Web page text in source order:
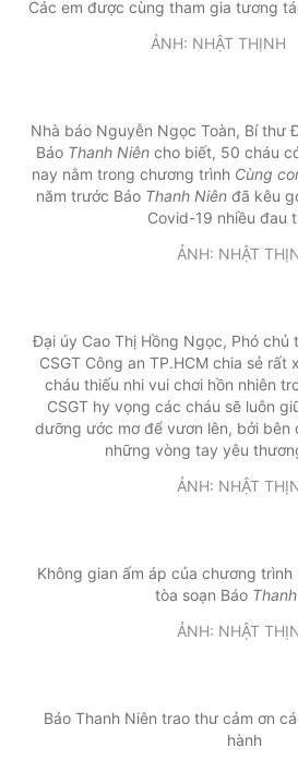
Các em được cùng tham gia tương
ẢNH: NHẬT THỊNH
Nhà báo Nguyễn Ngọc Toàn, Bí thư
Báo Thanh Niên cho biết, 50 cháu
nay nằm trong chương trình Cùng
năm trước Báo Thanh Niên đã kêu
Covid-19 nhiều đau
ẢNH: NHẬT
Đại úy Cao Thị Hồng Ngọc, Phó chủ
CSGT Công an TP.HCM chia sẻ
cháu thiếu nhi vui chơi hồn nhiên
CSGT hy vọng các cháu sẽ luôn
dưỡng ước mơ để vươn lên, bởi bên
những vòng tay yêu
ẢNH: NHẬT
Không gian ấm áp của chương
tòa soạn Báo
ẢNH: NHẬT
Báo Thanh Niên trao thư cảm ơn
hành